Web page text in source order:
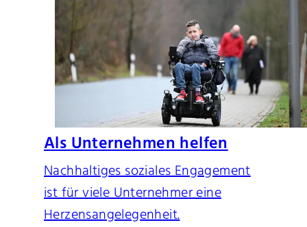
Als Unternehmen helfen
Nachhaltiges soziales Engagement
ist für viele Unternehmer eine
Herzensangelegenheit.